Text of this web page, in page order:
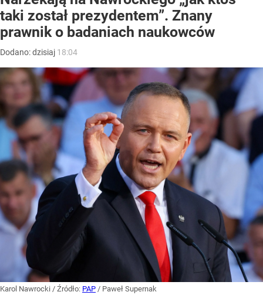
taki został prezydentem”. Znany
prawnik o badaniach naukowców
Dodano:dzisiaj 18:04
Karol Nawrocki / Źródło: PAP / Paweł Supernak